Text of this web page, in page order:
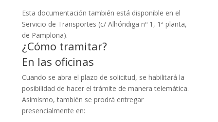
Esta documentación también está disponible en el
Servicio de Transportes (c/ Alhóndiga nº 1, 1ª planta,
de Pamplona).
¿Cómo tramitar?
En las oficinas
Cuando se abra el plazo de solicitud, se habilitará la
posibilidad de hacer el trámite de manera telemática.
Asimismo, también se prodrá entregar
presencialmente en: